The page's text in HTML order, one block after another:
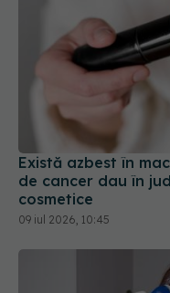
Există azbest în
de cancer dau în
cosmetice
09 iul 2026, 10:45